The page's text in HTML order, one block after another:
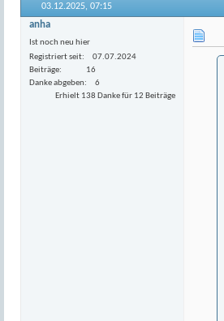
03.12.2025, 07:15
anha
Ist noch neu hier
Registriert seit
07.07.2024
Beiträge
16
Danke abgeben
6
Erhielt 138 Danke für 12 Beiträge